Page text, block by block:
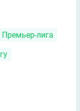
Премьер-лига